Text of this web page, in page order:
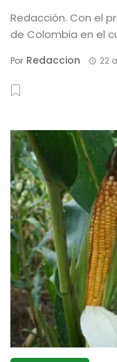
Redacción. Con el
de Colombia en el
Por Redaccion 22